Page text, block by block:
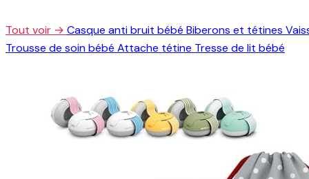
Tout voir → Casque anti bruit bébé Biberons et tétines
Trousse de soin bébé Attache tétine Tresse de lit bébé